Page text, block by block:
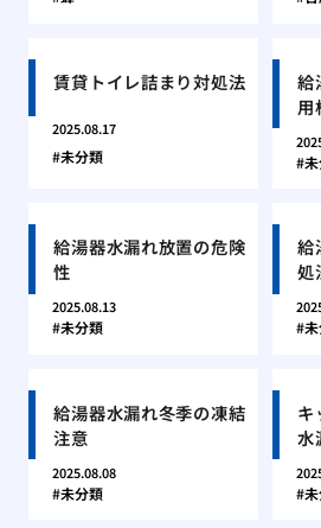
賃貸トイレ詰まり対処法
2025.08.17
未分類
給
用
給湯器水漏れ放置の危険
性
2025.08.13
未分類
給
処
給湯器水漏れ冬季の凍結
注意
2025.08.08
未分類
キ
水